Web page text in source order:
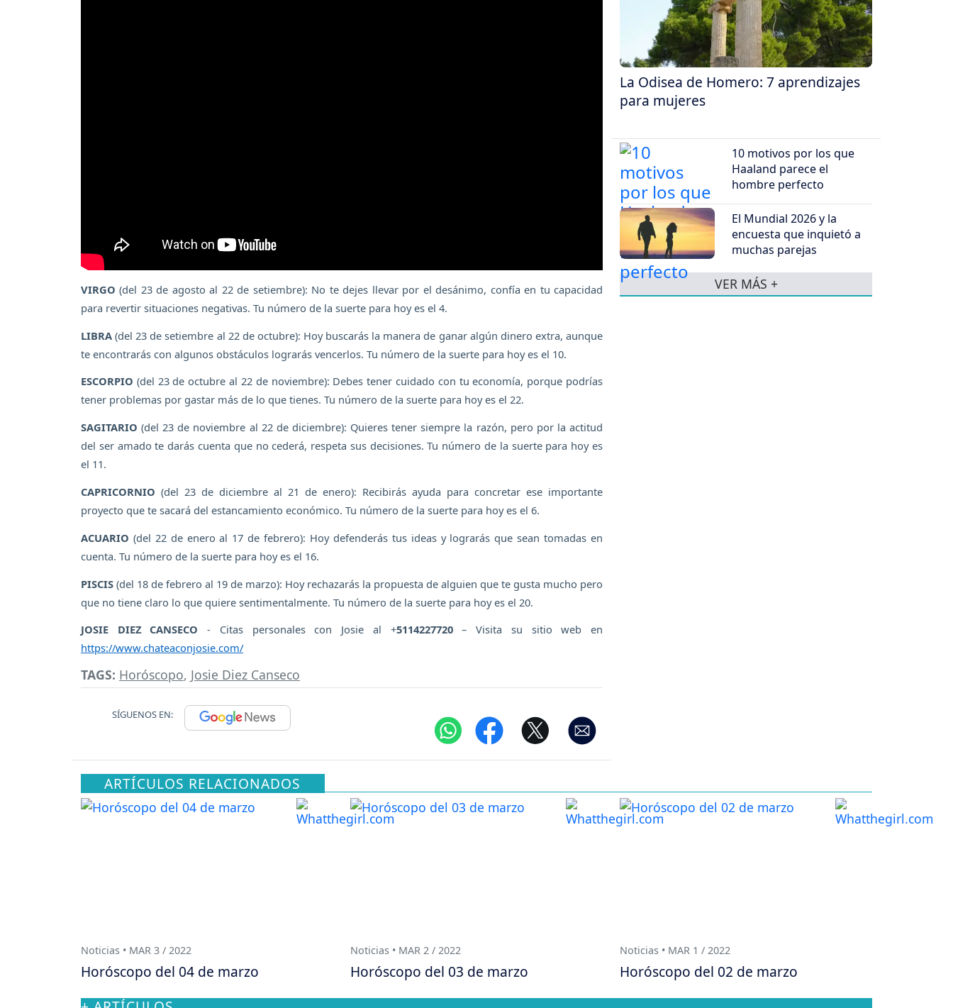
VIRGO (del 23 de agosto al 22 de setiembre): No te dejes llevar por el desánimo, confía en tu capacidad
para revertir situaciones negativas. Tu número de la suerte para hoy es el 4.
LIBRA (del 23 de setiembre al 22 de octubre): Hoy buscarás la manera de ganar algún dinero extra, aunque
te encontrarás con algunos obstáculos lograrás vencerlos. Tu número de la suerte para hoy es el 10.
ESCORPIO (del 23 de octubre al 22 de noviembre): Debes tener cuidado con tu economía, porque podrías
tener problemas por gastar más de lo que tienes. Tu número de la suerte para hoy es el 22.
SAGITARIO (del 23 de noviembre al 22 de diciembre): Quieres tener siempre la razón, pero por la actitud
del ser amado te darás cuenta que no cederá, respeta sus decisiones. Tu número de la suerte para hoy es
el 11.
CAPRICORNIO (del 23 de diciembre al 21 de enero): Recibirás ayuda para concretar ese importante
proyecto que te sacará del estancamiento económico. Tu número de la suerte para hoy es el 6.
ACUARIO (del 22 de enero al 17 de febrero): Hoy defenderás tus ideas y lograrás que sean tomadas en
cuenta. Tu número de la suerte para hoy es el 16.
PISCIS (del 18 de febrero al 19 de marzo): Hoy rechazarás la propuesta de alguien que te gusta mucho pero
que no tiene claro lo que quiere sentimentalmente. Tu número de la suerte para hoy es el 20.
JOSIE DIEZ CANSECO - Citas personales con Josie al +5114227720– Visita su sitio web en
https://www.chateaconjosie.com/
TAGS: Horóscopo, Josie Diez Canseco
SÍGUENOS EN:
La Odisea de Homero: 7 aprendizajes
para mujeres
10 motivos por los que
Haaland parece el
hombre perfecto
El Mundial 2026 y la
encuesta que inquietó a
muchas parejas
VER MÁS +
ARTÍCULOS RELACIONADOS
Noticias • MAR 3 / 2022
Horóscopo del 04 de marzo
Noticias • MAR 2 / 2022
Horóscopo del 03 de marzo
Noticias • MAR 1 / 2022
Horóscopo del 02 de marzo